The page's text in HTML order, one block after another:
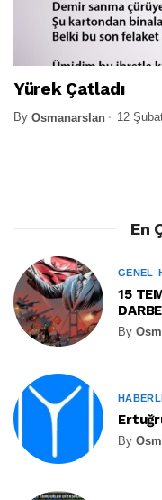
Yürek Çatladı
By Osmanarslan 12
En
GENEL
15
By
By